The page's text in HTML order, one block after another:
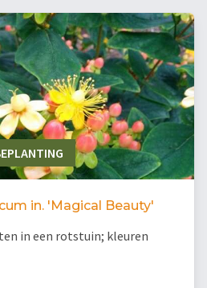
in. 'Magical Beauty'
in een rotstuin; kleuren